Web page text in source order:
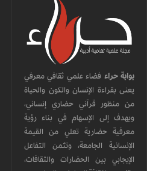
بوابة حراء فضاء علمي ثقافي معرفي
يعنى بقراءة الإنسان والكون والحياة
من منظور قرآني حضاري إنساني،
ويهدف إلى الإسهام في بناء رؤية
معرفية حضارية تعلي من القيمة
الإنسانية الجامعة، وتثمن التفاعل
الإيجابي بين الحضارات والثقافات،